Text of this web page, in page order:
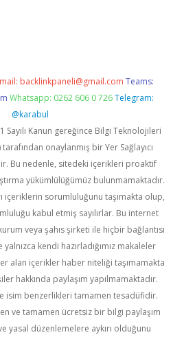
backlinkpaneli@gmail.com Teams:
Whatsapp: 0262 606 0 726 Telegram:
@karabul
Sayılı Kanun gereğince Bilgi Teknolojileri
onaylanmış bir Yer Sağlayıcı
Bu nedenle, sitedeki içerikleri proaktif
yükümlülüğümüz bulunmamaktadır.
içeriklerin sorumluluğunu taşımakta olup,
kabul etmiş sayılırlar. Bu internet
veya şahıs şirketi ile hiçbir bağlantısı
kendi hazırladığımız makaleler
alan içerikler haber niteliği taşımamakta
hakkında paylaşım yapılmamaktadır.
isim benzerlikleri tamamen tesadüfidir.
ve tamamen ücretsiz bir bilgi paylaşım
yasal düzenlemelere aykırı olduğunu